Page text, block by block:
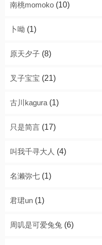
南桃momoko (10)
卜呦 (1)
原天夕子 (8)
叉子宝宝 (21)
古川kagura (1)
只是简言 (17)
叫我千寻大人 (4)
名濑弥七 (1)
君珺un (1)
周叽是可爱兔兔 (6)